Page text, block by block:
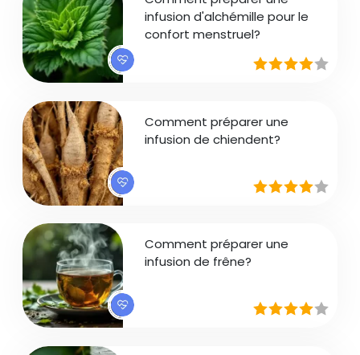
infusion d'alchémille pour le
confort menstruel?
Comment préparer une
infusion de chiendent?
Comment préparer une
infusion de frêne?